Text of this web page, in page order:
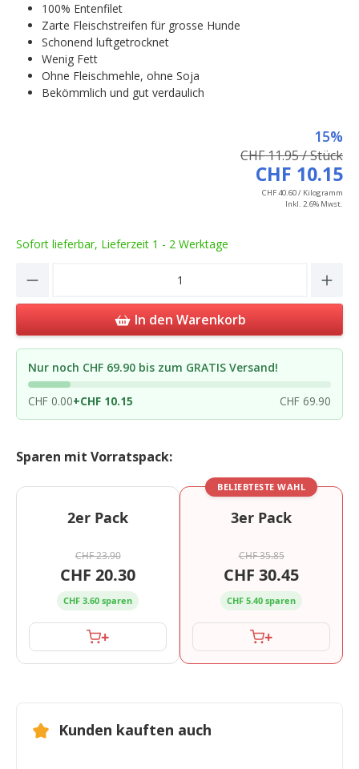
100% Entenfilet
Zarte Fleischstreifen für grosse Hunde
Schonend luftgetrocknet
Wenig Fett
Ohne Fleischmehle, ohne Soja
Bekömmlich und gut verdaulich
15%
CHF 11.95 / Stück
CHF 10.15
CHF 40.60 / Kilogramm
Inkl. 2.6% Mwst.
Sofort lieferbar, Lieferzeit 1 - 2 Werktage
Product Quantity: Enter the desired
In den Warenkorb
Nur noch CHF 69.90 bis zum GRATIS Versand!
CHF 0.00+CHF 10.15 CHF 69.90
Sparen mit Vorratspack:
2er Pack
CHF 23.90
CHF 20.30
CHF 3.60 sparen
+
BELIEBTESTE WAHL
3er Pack
CHF 35.85
CHF 30.45
CHF 5.40 sparen
+
Kunden kauften auch